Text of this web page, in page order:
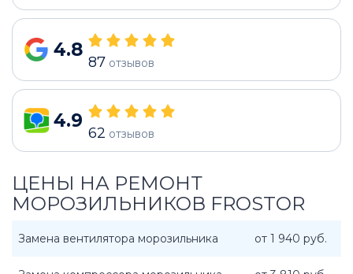
4.8
87 отзывов
4.9
62 отзывов
ЦЕНЫ НА РЕМОНТ
МОРОЗИЛЬНИКОВ FROSTOR
Замена вентилятора морозильника от 1 940 руб.